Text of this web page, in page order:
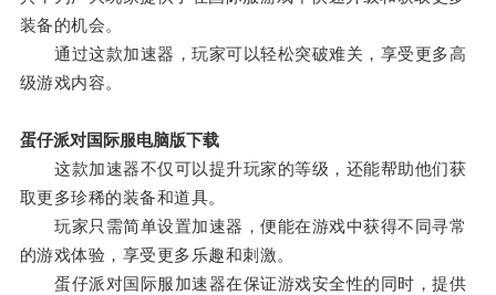
装备的机会。
通过这款加速器，玩家可以轻松突破难关，享受更多高
级游戏内容。
蛋仔派对国际服电脑版下载
这款加速器不仅可以提升玩家的等级，还能帮助他们获
取更多珍稀的装备和道具。
玩家只需简单设置加速器，便能在游戏中获得不同寻常
的游戏体验，享受更多乐趣和刺激。
蛋仔派对国际服加速器在保证游戏安全性的同时，提供